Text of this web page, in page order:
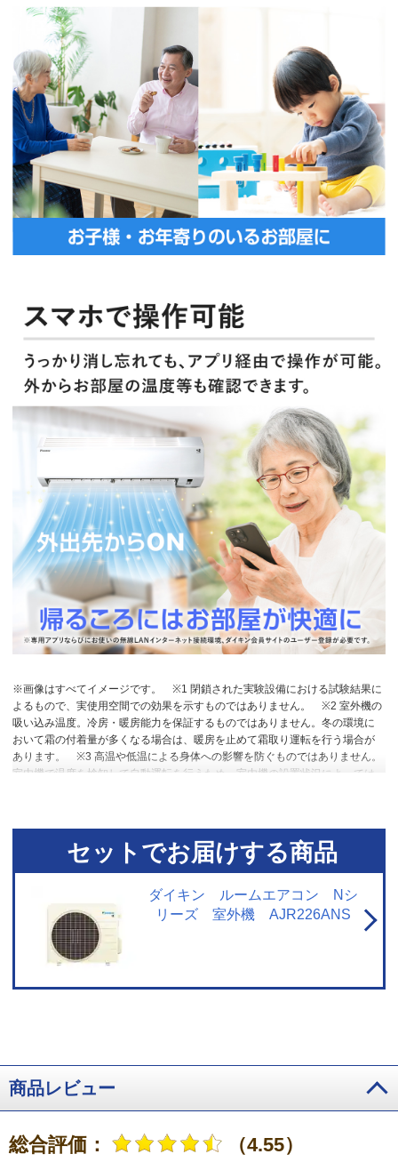
※画像はすべてイメージです。
※1 閉鎖された実験設備における試験結果に
よるもので、実使用空間での効果を示すものではありません。
※2 室外機の
吸い込み温度。冷房・暖房能力を保証するものではありません。冬の環境に
おいて霜の付着量が多くなる場合は、暖房を止めて霜取り運転を行う場合が
あります。
※3 高温や低温による身体への影響を防ぐものではありません。
室内機で温度を検知して自動運転を行うため、室内機の設置状況によっては
設定していても作動しません。
セットでお届けする商品
ダイキン ルームエアコン Nシ
リーズ 室外機 AJR226ANS
商品レビュー
総合評価： （4.55）